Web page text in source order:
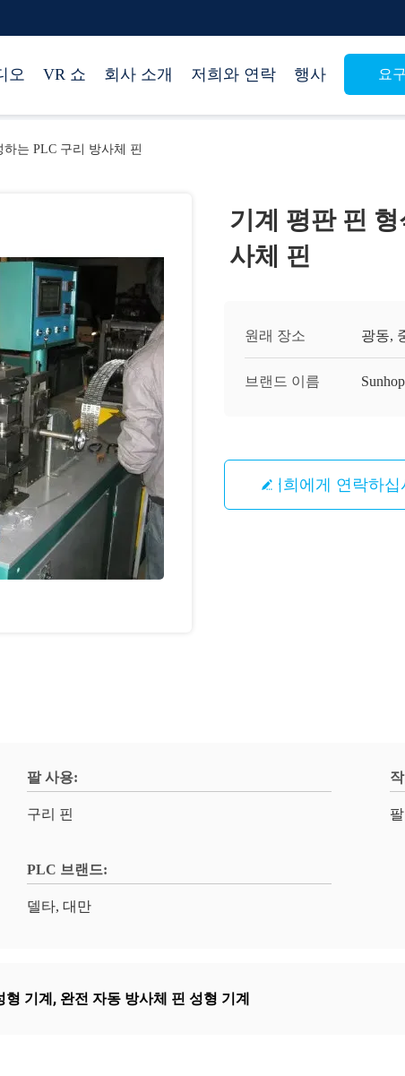
오 VR 쇼 회사 소개 저희와 연락 행사 요
는 PLC 구리 방사체 핀
기계 평판 핀
사체 핀
원래 장소 광동,
브랜드 이름
저희에게 연락하십
팔 사용:
구리 핀
PLC 브랜드:
델타, 대만
형 기계, 완전 자동 방사체 핀 성형 기계